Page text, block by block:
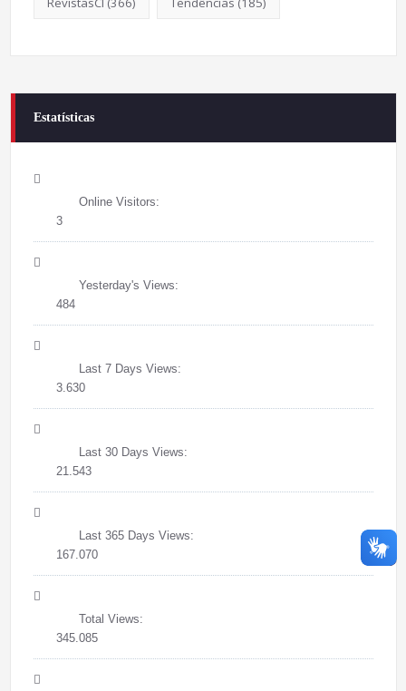
Estatísticas
Online Visitors:
3
Yesterday's Views:
484
Last 7 Days Views:
3.630
Last 30 Days Views:
21.543
Last 365 Days Views:
167.070
Total Views:
345.085